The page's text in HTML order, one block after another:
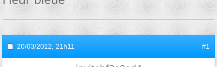
20/03/2012, 21h11 #1